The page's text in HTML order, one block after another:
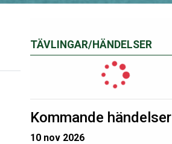
TÄVLINGAR/HÄNDELSER
Kommande händelser
10 nov 2026